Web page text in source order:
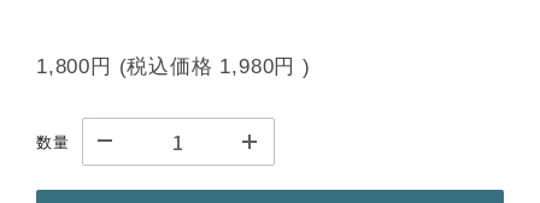
1,800円 (税込価格 1,980円 )
数量